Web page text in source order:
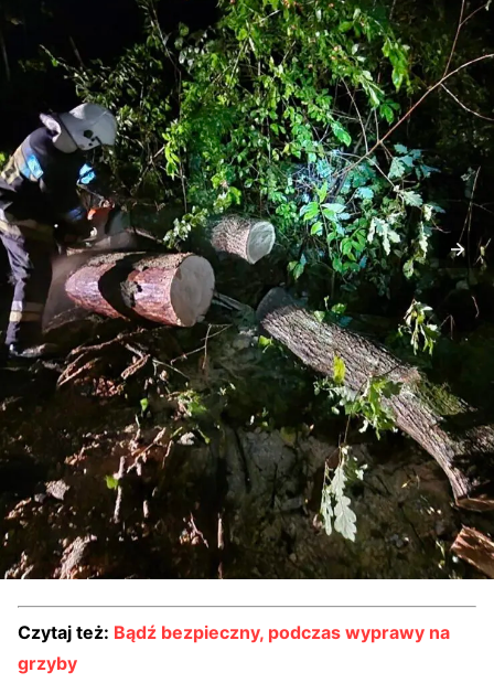
Czytaj też: Bądź bezpieczny, podczas wyprawy na
grzyby